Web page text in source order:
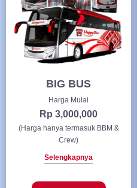
BIG BUS
Harga Mulai
Rp 3,000,000
(Harga hanya termasuk BBM &
Crew)
Selengkapnya